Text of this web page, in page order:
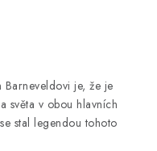
Barneveldovi je, že je
světa v obou hlavních
stal legendou tohoto